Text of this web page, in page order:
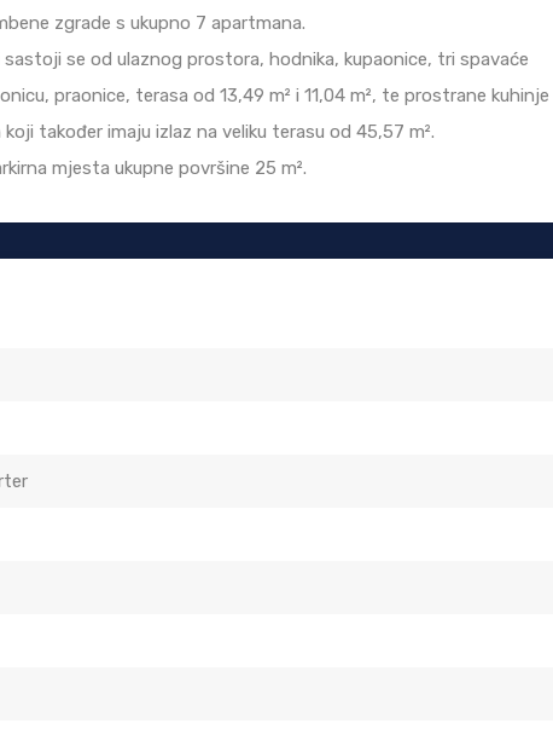
zgrade s ukupno 7 apartmana.
sastoji se od ulaznog prostora, hodnika, kupaonice, tri spavaće
praonice, terasa od 13,49 m² i 11,04 m², te prostrane kuhinje
također imaju izlaz na veliku terasu od 45,57 m².
mjesta ukupne površine 25 m².